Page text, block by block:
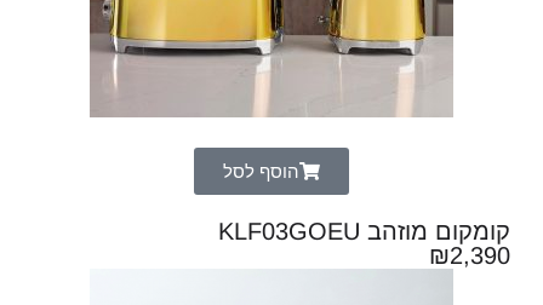
הוסף לסל
קומקום מוזהב KLF03GOEU
₪2,390